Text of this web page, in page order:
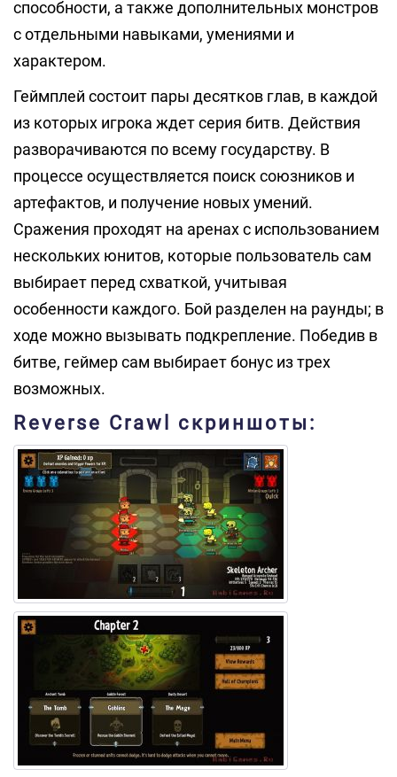
способности, а также дополнительных монстров
с отдельными навыками, умениями и
характером.
Геймплей состоит пары десятков глав, в каждой
из которых игрока ждет серия битв. Действия
разворачиваются по всему государству. В
процессе осуществляется поиск союзников и
артефактов, и получение новых умений.
Сражения проходят на аренах с использованием
нескольких юнитов, которые пользователь сам
выбирает перед схваткой, учитывая
особенности каждого. Бой разделен на раунды; в
ходе можно вызывать подкрепление. Победив в
битве, геймер сам выбирает бонус из трех
возможных.
Reverse Crawl скриншоты: